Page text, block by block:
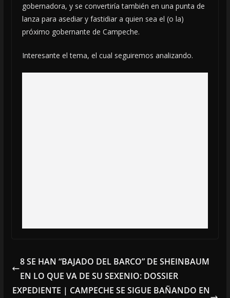
gobernadora, y se convertiría también en una punta de
lanza para asediar y fastidiar a quien sea el (o la)
próximo gobernante de Campeche.
Interesante el tema, el cual seguiremos analizando.
8 SE HAN “BAJADO DEL BARCO” DE SHEINBAUM
EN LO QUE VA DE SU SEXENIO: DOSSIER
EXPEDIENTE | CAMPECHE SE SIGUE BAÑANDO EN